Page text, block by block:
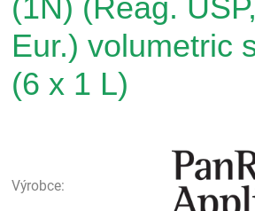
(1N) (Reag.
Eur.) volumetric
(6 x 1 L)
Výrobce: